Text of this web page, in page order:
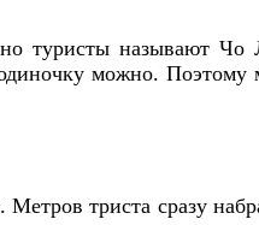
туристы называют Чо
можно. Поэтому
триста сразу